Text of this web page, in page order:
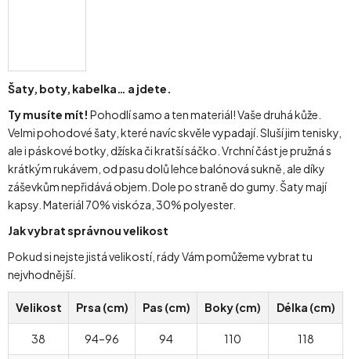
Šaty, boty, kabelka… a jdete.
Ty musíte mít! Pohodlí samo a ten materiál! Vaše druhá kůže.
Velmi pohodové šaty, které navíc skvěle vypadají. Sluší jim tenisky,
ale i páskové botky, džíska či kratší sáčko. Vrchní část je pružná s
krátkým rukávem, od pasu dolů lehce balónová sukně, ale díky
záševkům nepřidává objem. Dole po straně do gumy. Šaty mají
kapsy. Materiál 70% viskóza, 30% polyester.
Jak vybrat správnou velikost
Pokud si nejste jistá velikostí, rády Vám pomůžeme vybrat tu
nejvhodnější.
Velikost Prsa (cm) Pas (cm) Boky (cm) Délka (cm)
38 94–96 94 110 118